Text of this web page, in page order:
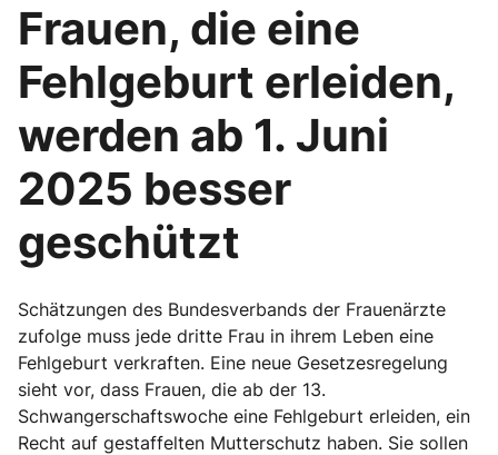
Frauen, die eine
Fehlgeburt erleiden,
werden ab 1. Juni
2025 besser
geschützt
Schätzungen des Bundesverbands der Frauenärzte
zufolge muss jede dritte Frau in ihrem Leben eine
Fehlgeburt verkraften. Eine neue Gesetzesregelung
sieht vor, dass Frauen, die ab der 13.
Schwangerschaftswoche eine Fehlgeburt erleiden, ein
Recht auf gestaffelten Mutterschutz haben. Sie sollen